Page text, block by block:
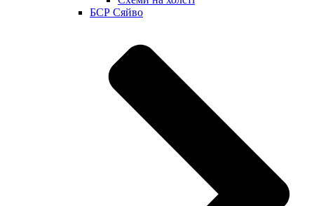
БСР Сяйво